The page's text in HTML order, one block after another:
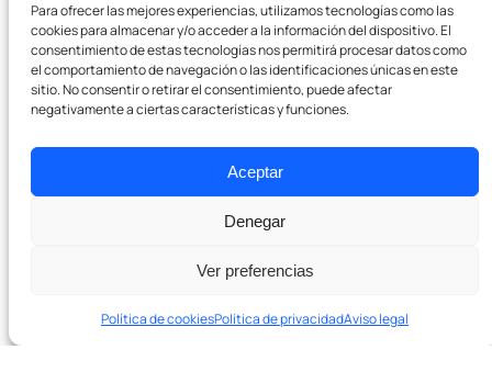
Para ofrecer las mejores experiencias, utilizamos tecnologías como las
cookies para almacenar y/o acceder a la información del dispositivo. El
consentimiento de estas tecnologías nos permitirá procesar datos como
el comportamiento de navegación o las identificaciones únicas en este
sitio. No consentir o retirar el consentimiento, puede afectar
negativamente a ciertas características y funciones.
Aceptar
Denegar
Ver preferencias
Política de cookiesPolítica de privacidadAviso legal
Formateador de texto
Empresa
Sobre nosotros
Pódcast